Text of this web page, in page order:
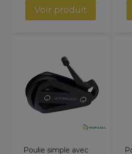
27,07 €
à
Voir produit
Poulie simple avec